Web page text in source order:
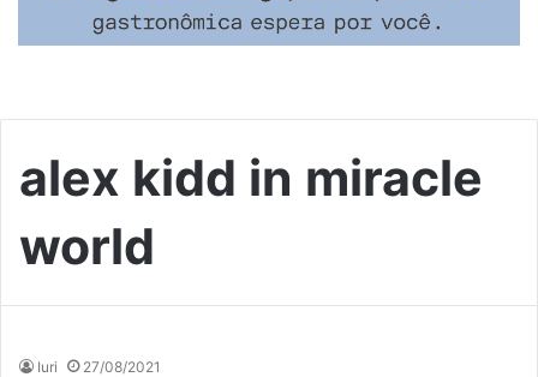
alex kidd in miracle
world
Iuri 27/08/2021